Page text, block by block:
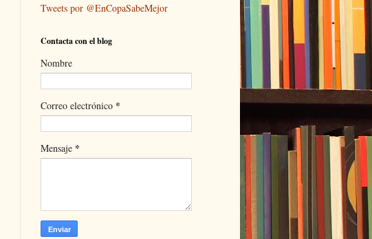
Tweets por @EnCopaSabeMejor
Contacta con el blog
Nombre
Correo electrónico *
Mensaje *